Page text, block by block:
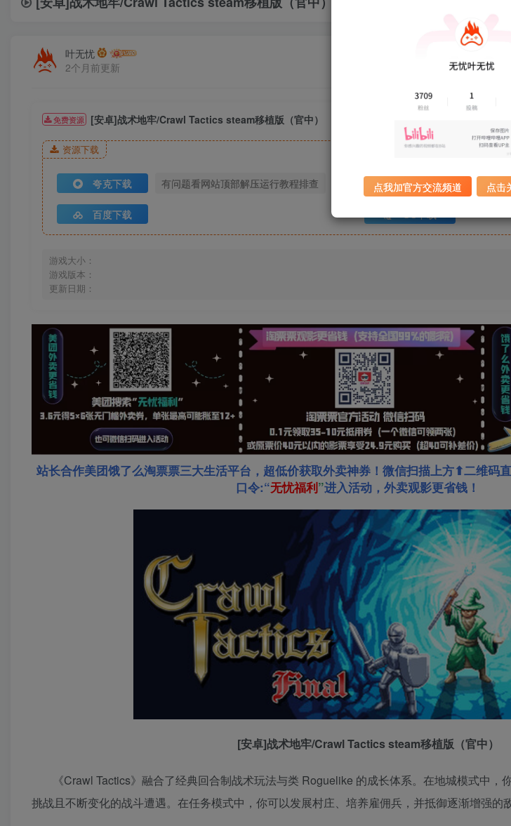
叶无忧
2个月前更新
免费资源 [安卓]战术地牢/Crawl Tactics steam移植版（官中）
资源下载
夸克下载 有问题看网站顶部解压运行教程排查 迅雷下载 全站统
百度下载 UC下载
游戏大小：
游戏版本：
更新日期：
站长合作美团饿了么淘票票三大生活平台，超低价获取外卖神券！微信扫描上方⬆二维码
口令:“无忧福利”进入活动，外卖观影更省钱！
[安卓]战术地牢/Crawl Tactics steam移植版（官中）
《Crawl Tactics》融合了经典回合制战术玩法与类 Roguelike 的成长体系。在地城模式中，
挑战且不断变化的战斗遭遇。在任务模式中，你可以发展村庄、培养雇佣兵，并抵御逐渐增强的
点我加官方交流频道 点击